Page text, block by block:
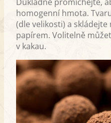
homogenní hmota.
(dle velikosti) a
papírem. Volitelně
v kakau.